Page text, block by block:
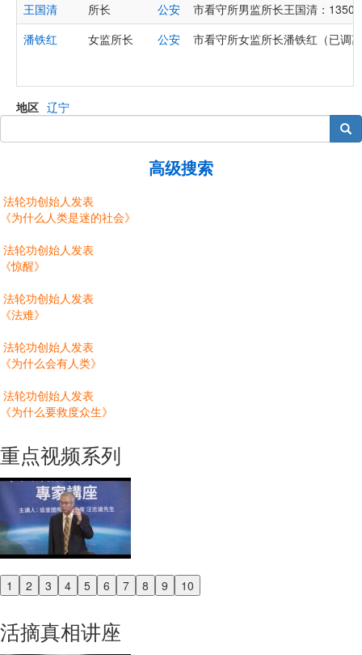
王国清
所长 公安
市看守所男监所长王国清：
潘铁红
女监所长 公安 市看守所女监所长潘铁红（已调
地区 辽宁
搜索
高级搜索
法轮功创始人发表
《为什么人类是迷的社会》
法轮功创始人发表
《惊醒》
法轮功创始人发表
《法难》
法轮功创始人发表
《为什么会有人类》
法轮功创始人发表
《为什么要救度众生》
重点视频系列
1 2 3 4 5 6 7 8 9 10
Previous
活摘真相讲座